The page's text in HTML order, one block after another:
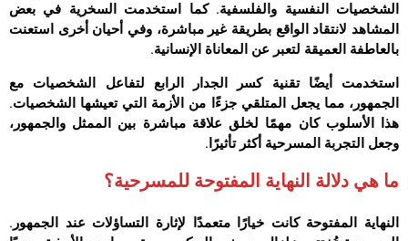
الشخصيات النفسية والفلسفية. كما استخدمت السخرية في بعض
المشاهد لانتقاد الواقع بطريقة غير مباشرة، وفي أحيان أخرى استعنت
بالعاطفة العميقة لتعبر عن المعاناة الإنسانية.
استخدمت أيضًا تقنية كسر الجدار الرابع لتفاعل الشخصيات مع
الجمهور، مما يجعل المتلقي جزءًا من الأزمة التي تعيشها الشخصيات.
هذا الأسلوب كان مهمًا لخلق علاقة مباشرة بين الممثل والجمهور،
وجعل التجربة المسرحية أكثر تأثيرًا.
ما هي دلالة النهاية المفتوحة للمسرحية؟
النهاية المفتوحة كانت خيارًا متعمدًا لإثارة التساؤلات عند الجمهور.